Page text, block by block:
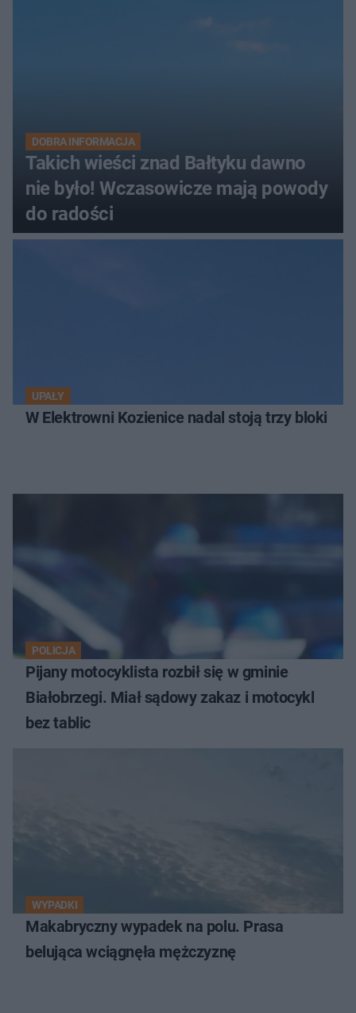
DOBRA INFORMACJA
Takich wieści znad Bałtyku dawno
nie było! Wczasowicze mają powody
do radości
UPAŁY
W Elektrowni Kozienice nadal stoją trzy bloki
POLICJA
Pijany motocyklista rozbił się w gminie
Białobrzegi. Miał sądowy zakaz i motocykl
bez tablic
WYPADKI
Makabryczny wypadek na polu. Prasa
belująca wciągnęła mężczyznę